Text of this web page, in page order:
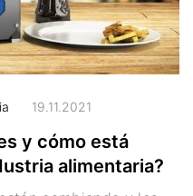
19.11.2021
y cómo está
alimentaria?